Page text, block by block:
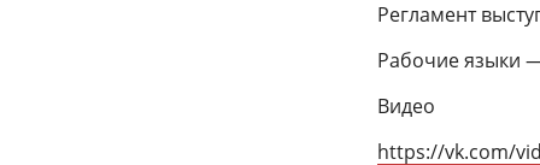
Регламент
Рабочие языки
Видео
https://vk.com/